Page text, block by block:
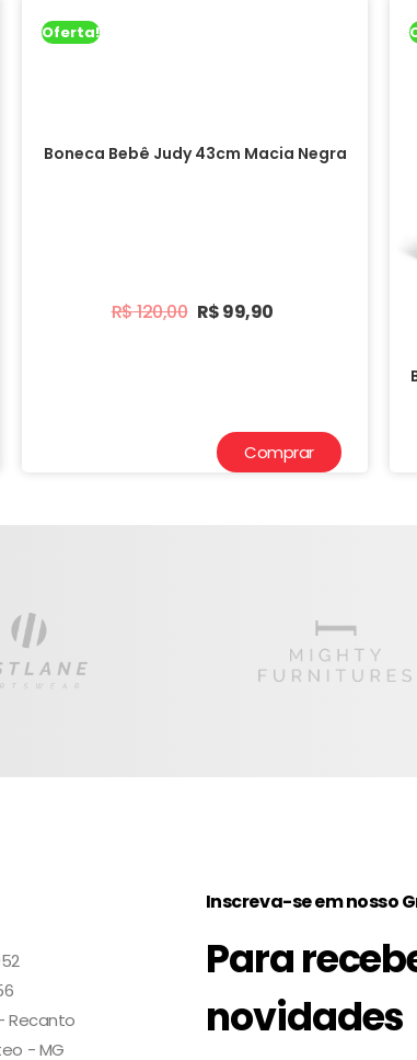
Oferta!
Boneca Bebê Judy 43cm Macia Negra
R$120,00 R$99,90
Comprar
Recanto
- MG
Inscreva-se em nosso
Para
novidades